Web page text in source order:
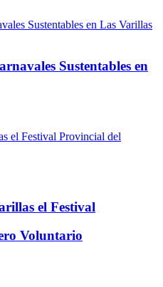
Sustentables en
el Festival
Voluntario